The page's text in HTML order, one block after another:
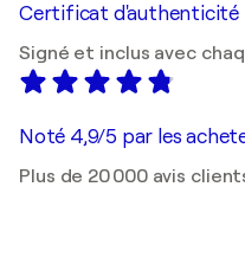
Certificat d'authenticité
Signé et inclus avec
Noté 4,9/5 par les
Plus de 20 000 avis